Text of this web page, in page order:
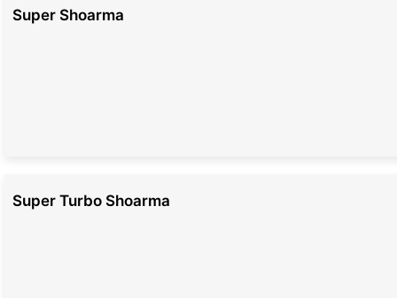
Super Shoarma
Super Turbo Shoarma